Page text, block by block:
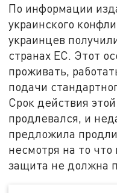
По информации
украинского
украинцев
странах ЕС. Этот
проживать,
подачи
Срок действия
продлевался, и
предложила
несмотря на то
защита не должна